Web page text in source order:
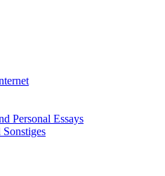
Personal Essays
Sonstiges